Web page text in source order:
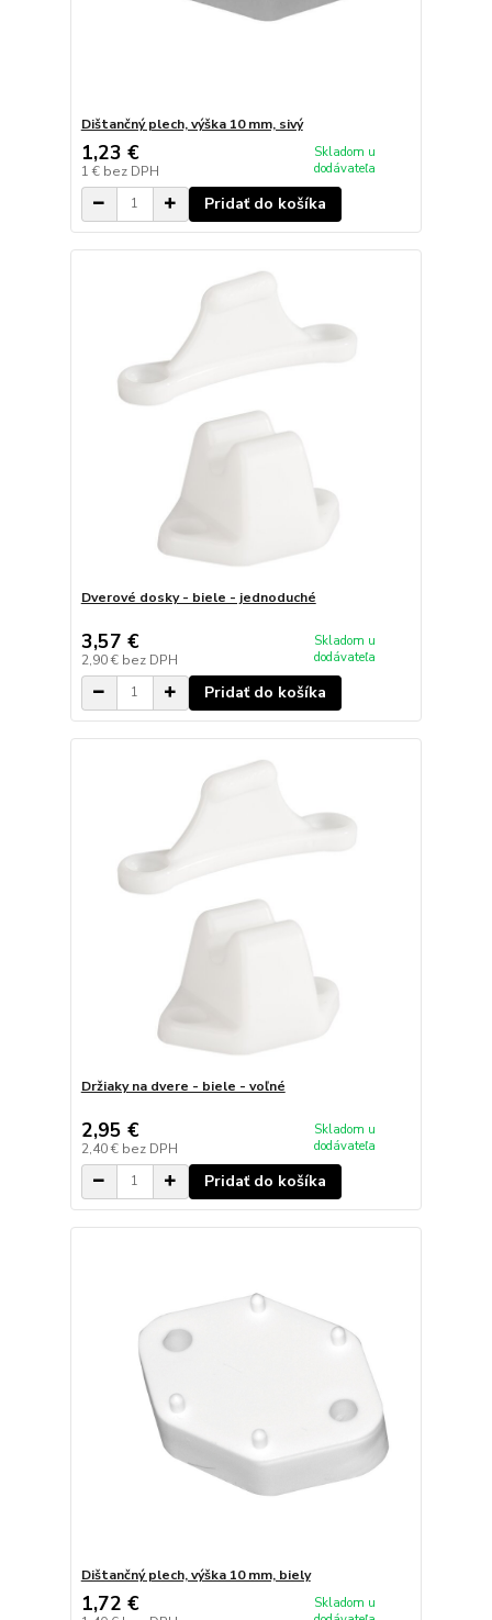
Dištančný plech, výška 10 mm, sivý
1,23 €
1 € bez DPH
Skladom u
dodávateľa
Pridať do košíka
Dverové dosky - biele - jednoduché
3,57 €
2,90 € bez DPH
Skladom u
dodávateľa
Pridať do košíka
Držiaky na dvere - biele - voľné
2,95 €
2,40 € bez DPH
Skladom u
dodávateľa
Pridať do košíka
Dištančný plech, výška 10 mm, biely
1,72 €
Skladom u